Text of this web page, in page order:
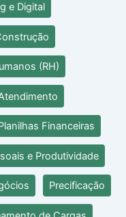
e Digital
(RH)
Financeiras
e Produtividade
Precificação